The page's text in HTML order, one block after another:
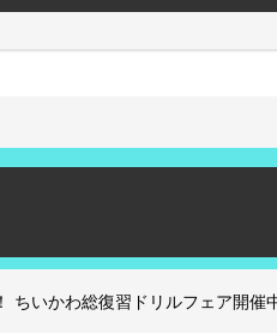
ちいかわ総復習ドリルフェア開催